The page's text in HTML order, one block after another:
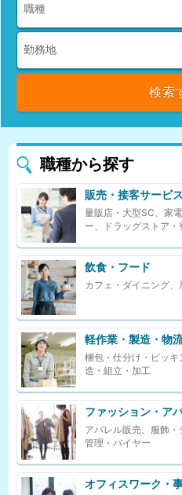
職種から探す
販売・接客サービス
量販店・大型SC、家
ー、ドラッグストア・
飲食・フード
カフェ・ダイニング
軽作業・製造・物
梱包・仕分け・ピッ
造・組立・加工
ファッション・ア
アパレル販売、服飾
管理・バイヤー
オフィスワーク・